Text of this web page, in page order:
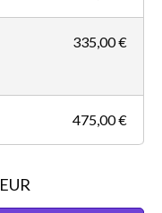
335,00 €
475,00 €
EUR